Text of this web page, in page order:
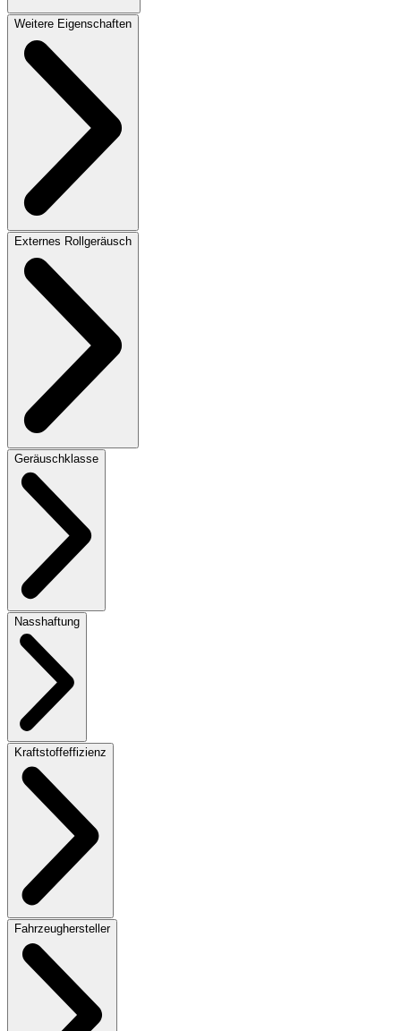
Weitere Eigenschaften
Externes Rollgeräusch
Geräuschklasse
Nasshaftung
Kraftstoffeffizienz
Fahrzeughersteller